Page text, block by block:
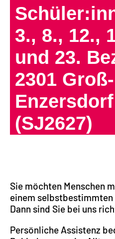
3., 8., 12.,
und 23.
2301 Groß-
(SJ2627)
Sie möchten Menschen
einem
Dann sind Sie bei uns
Persönliche Assistenz